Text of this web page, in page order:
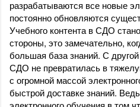
разрабатываются все новые
постоянно обновляются
Учебного контента в СДО
стороны, это замечательно,
большая база знаний. С
СДО не превратилась в
с огромной массой
быстрой доставке знаний.